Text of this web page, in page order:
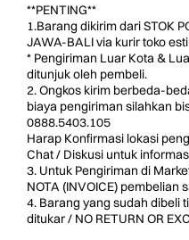
**PENTING**
1.Barang dikirim dari STOK
JAWA-BALI via kurir toko
* Pengiriman Luar Kota &
ditunjuk oleh pembeli.
2. Ongkos kirim berbeda-
biaya pengiriman silahkan
0888.5403.105
Harap Konfirmasi lokasi
Chat / Diskusi untuk
3. Untuk Pengiriman di
NOTA (INVOICE) pembelian
4. Barang yang sudah dibeli
ditukar / NO RETURN OR